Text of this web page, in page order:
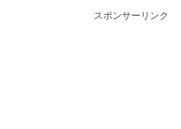
スポンサーリンク